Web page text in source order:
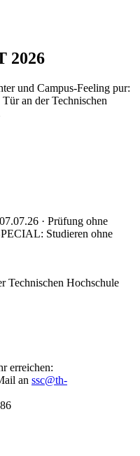
2026
und Campus-Feeling pur:
an der Technischen
· Prüfung ohne
Studieren ohne
erreichen:
an ssc@th-